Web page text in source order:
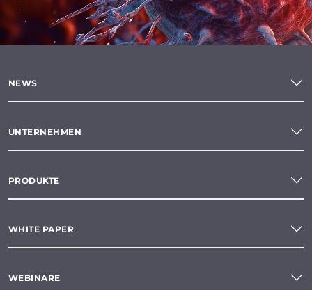
NEWS
UNTERNEHMEN
PRODUKTE
WHITE PAPER
WEBINARE